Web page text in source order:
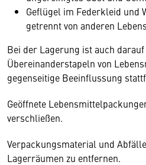
Geflügel im Federkleid und
getrennt von anderen
Bei der Lagerung ist auch
Übereinanderstapeln von
gegenseitige Beeinflussung
Geöffnete
verschließen.
Verpackungsmaterial und
Lagerräumen zu entfernen.